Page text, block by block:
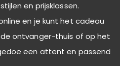
en prijsklassen.
en je kunt het cadeau
ontvanger-thuis of op het
een attent en passend